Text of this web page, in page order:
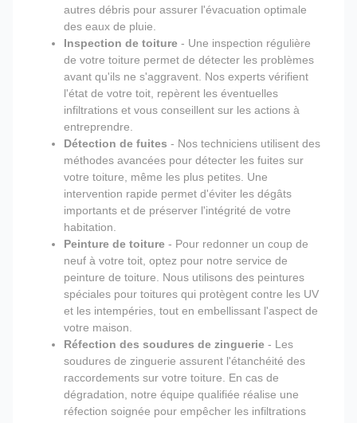
autres débris pour assurer l'évacuation optimale
des eaux de pluie.
Inspection de toiture - Une inspection régulière
de votre toiture permet de détecter les problèmes
avant qu'ils ne s'aggravent. Nos experts vérifient
l'état de votre toit, repèrent les éventuelles
infiltrations et vous conseillent sur les actions à
entreprendre.
Détection de fuites - Nos techniciens utilisent des
méthodes avancées pour détecter les fuites sur
votre toiture, même les plus petites. Une
intervention rapide permet d'éviter les dégâts
importants et de préserver l'intégrité de votre
habitation.
Peinture de toiture - Pour redonner un coup de
neuf à votre toit, optez pour notre service de
peinture de toiture. Nous utilisons des peintures
spéciales pour toitures qui protègent contre les UV
et les intempéries, tout en embellissant l'aspect de
votre maison.
Réfection des soudures de zinguerie - Les
soudures de zinguerie assurent l'étanchéité des
raccordements sur votre toiture. En cas de
dégradation, notre équipe qualifiée réalise une
réfection soignée pour empêcher les infiltrations